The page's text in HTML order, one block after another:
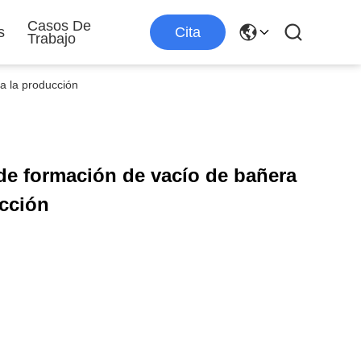
Casos De
Trabajo
Cita
la producción
formación de vacío de bañera